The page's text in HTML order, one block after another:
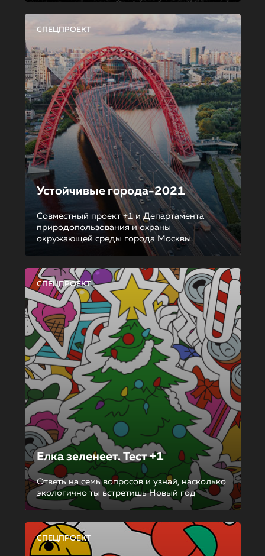
СПЕЦПРОЕКТ
Устойчивые города-2021
Совместный проект +1 и Департамента
природопользования и охраны
окружающей среды города Москвы
СПЕЦПРОЕКТ
Елка зеленеет. Тест +1
Ответь на семь вопросов и узнай, насколько
экологично ты встретишь Новый год
СПЕЦПРОЕКТ